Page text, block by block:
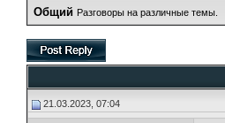
Общий Разговоры на различные темы.
21.03.2023, 07:04